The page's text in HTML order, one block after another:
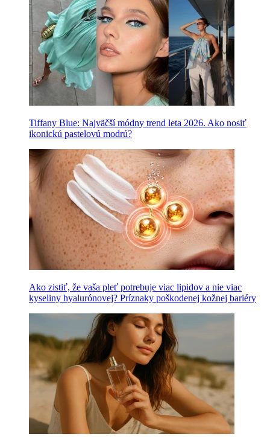
Tiffany Blue: Najväčší módny trend leta 2026. Ako nosiť
ikonickú pastelovú modrú?
Ako zistiť, že vaša pleť potrebuje viac lipidov a nie viac
kyseliny hyalurónovej? Príznaky poškodenej kožnej bariéry